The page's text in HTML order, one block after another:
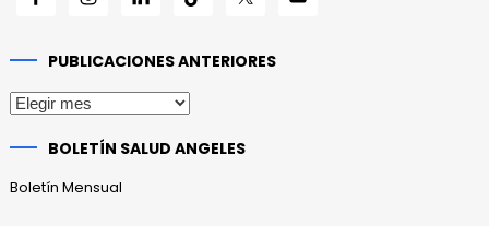
PUBLICACIONES ANTERIORES
Publicaciones
BOLETÍN SALUD ANGELES
Boletín Mensual